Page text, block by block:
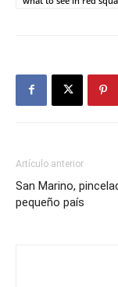
Artículo anterior
San Marino,
pequeño país